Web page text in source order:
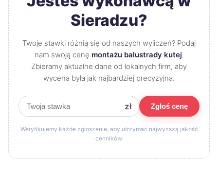
Sieradzu?
Twoje stawki różnią się od naszych wyliczeń? Podaj
nam swoją cenę montażu balustrady kutej.
Zbieramy aktualne dane od lokalnych firm, aby
wycena była jak najbardziej precyzyjna.
zł Zgłoś cenę
Weryfikujemy każde zgłoszenie, aby utrzymać najwyższą jakość
cenników.